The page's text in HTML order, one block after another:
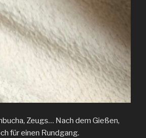
Zeugs… Nach dem Gießen,
für einen Rundgang.